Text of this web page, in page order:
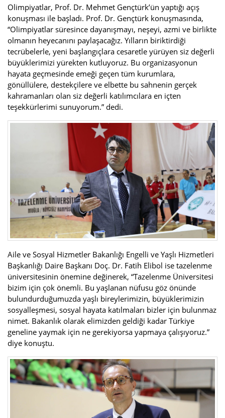
Olimpiyatlar, Prof. Dr. Mehmet Gençtürk’ün yaptığı açış
konuşması ile başladı. Prof. Dr. Gençtürk konuşmasında,
“Olimpiyatlar süresince dayanışmayı, neşeyi, azmi ve birlikte
olmanın heyecanını paylaşacağız. Yılların biriktirdiği
tecrübelerle, yeni başlangıçlara cesaretle yürüyen siz değerli
büyüklerimizi yürekten kutluyoruz. Bu organizasyonun
hayata geçmesinde emeği geçen tüm kurumlara,
gönüllülere, destekçilere ve elbette bu sahnenin gerçek
kahramanları olan siz değerli katılımcılara en içten
teşekkürlerimi sunuyorum.” dedi.
Aile ve Sosyal Hizmetler Bakanlığı Engelli ve Yaşlı Hizmetleri
Başkanlığı Daire Başkanı Doç. Dr. Fatih Elibol ise tazelenme
üniversitesinin önemine değinerek, “Tazelenme Üniversitesi
bizim için çok önemli. Bu yaşlanan nüfusu göz önünde
bulundurduğumuzda yaşlı bireylerimizin, büyüklerimizin
sosyalleşmesi, sosyal hayata katılmaları bizler için bulunmaz
nimet. Bakanlık olarak elimizden geldiği kadar Türkiye
geneline yaymak için ne gerekiyorsa yapmaya çalışıyoruz.”
diye konuştu.